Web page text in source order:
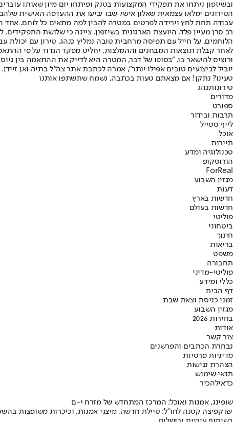
ובשיזפון ניתחו את תפקידי המקצועות בטנק ופיתחו יום מיון שאותו
הטירונים ימלאו עצמאית שאלון אישי, שבו יביעו את ההעדפה האישית
עבודה תחת לחץ וירידה לפרטים במטרה להבין למה מתאים כל לוחם. אחד
רב סרן מעיין פלד, היועצת הארגונית בשיזפון, ציינה כי שלושת
הלוחמים. על חייל עם תפיסה מרחבית טובה נמליץ כנהג, טירון עם יכולת
לאחר קבלת תוצאות המבחנים וההמלצות, יחליט מפקד הגדוד על פי
ורוצים להישאר בו. "בסופו של דבר, המטרה היא לדייק את ההתאמה בין
יוביל לביצועים טובים אפילו יותר", אמרה לכתבת אתר צה"ל בתיה ואן זיידן.
טעינו? נתקן! אם מצאתם טעות בכתבה, נשמח שתשתפו אותנו
טירונותנהג
מדורים
ספורט
תרבות ובידור
לייף סטייל
אוכל
תיירות
טכנולוגיה ומדע
הורוסקופ
ForReal
מגזין השבוע
דעות
חדשות בארץ
חדשות בעולם
פוליטי
ביטחוני
חינוך
בריאות
משפט
תחבורה
פוליטי-מדיני
כללי ומידע
דף הבית
זמני כניסת וצאת שבת
מגזין השבוע
בחירות 2026
אודות
צור קשר
נבחרת הכתבים והפרשנים
מדיניות פרטיות
הצהרת נגישות
תנאי שימוש
כדאילהכיר
שופינג, אמנות ואוכל: המרכז המתחדש של מזרח י-ם
קפיצה קטנה לחו"ל: טיילת חדשה, מיצגי אמנות, וכיכרות משופצות בהשקעה של 100 מיליון ₪